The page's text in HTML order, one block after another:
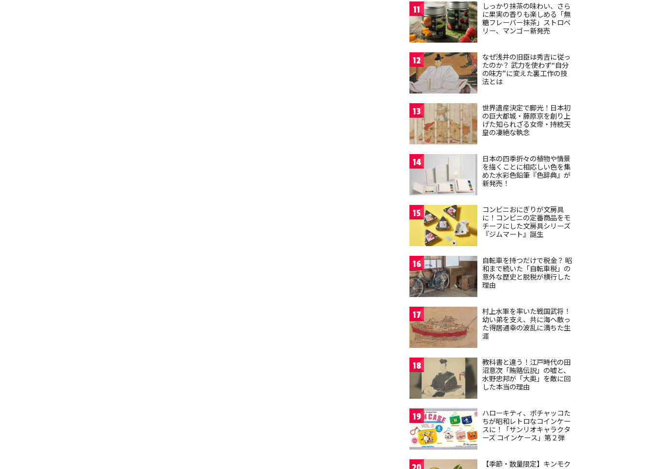
11
しっかり抹茶の味わい、さら
に果実の香りも楽しめる「無
糖フレーバー抹茶」ストロベ
リー、マンゴー新発売
12
なぜ浅井の旧臣は秀吉に従っ
たのか？ 武力を使わず“自分
の味方”に変えた裏工作の技
法とは
13
世界遺産決定で脚光！日本初
の巨大都城・藤原京を創り上
げた知られざる女帝・持統天
皇の凄絶な執念
14
日本の四季折々の植物や情景
を描くことに相応しい色を集
めた水彩色鉛筆『色辞典』が
新発売！
15
コンビニおにぎりが文房具
に！コンビニの定番商品をモ
チーフにした文房具シリーズ
『ジムマート』誕生
16
自転車を持つだけで税金？ 昭
和まで続いた「自転車税」の
意外な歴史と脱税が横行した
理由
17
村上水軍を率いた戦国武将！
幼い弟を支え、共に海へ散っ
た得居通幸の波乱に満ちた生
涯
18
教科書と違う！江戸時代の田
沼意次「賄賂伝説」の嘘と、
水野忠邦が「大奥」を敵に回
した本当の理由
19
ハローキティ、ポチャッコた
ちが昭和レトロなコインケー
スに！「サンリオキャラクタ
ーズ コインケース」第２弾
【季節・数量限定】キンモク